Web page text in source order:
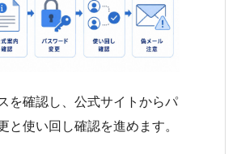
を確認し、公式サイトからパ
と使い回し確認を進めます。